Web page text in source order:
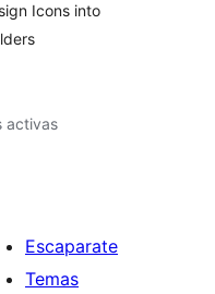
Icons into
activas
Escaparate
Temas